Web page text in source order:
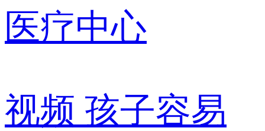
医疗中心
视频 孩子容易